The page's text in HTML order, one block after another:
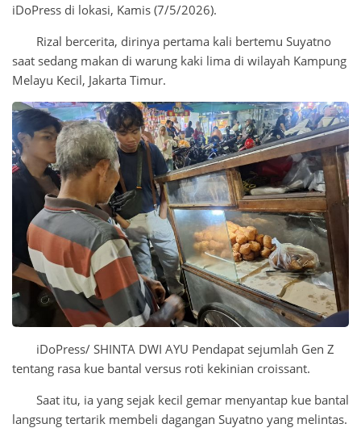
iDoPress di lokasi, Kamis (7/5/2026).
Rizal bercerita, dirinya pertama kali bertemu Suyatno
saat sedang makan di warung kaki lima di wilayah Kampung
Melayu Kecil, Jakarta Timur.
iDoPress/ SHINTA DWI AYU Pendapat sejumlah Gen Z
tentang rasa kue bantal versus roti kekinian croissant.
Saat itu, ia yang sejak kecil gemar menyantap kue bantal
langsung tertarik membeli dagangan Suyatno yang melintas.